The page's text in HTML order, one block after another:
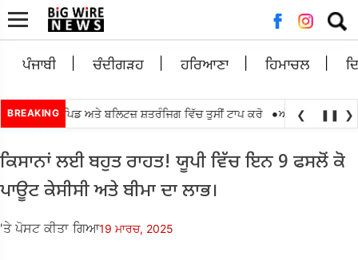
ਲਈ
ਖੋਜ:
ਪੰਜਾਬੀ ਚੰਦੀਗੜਹ ਹਰਿਆਣਾ ਹਿਮਾਚਲ
BREAKING
ਲੁਈਸ ਰੈਪਿਡ ਅਤੇ ਬਲਿਟਜ਼ ਸ਼ਤਰੰਜਿਗ ਵਿੱਚ ਤੁਸੀਂ ਟਾਪ ਕਰੋ •ਅੱਗੇ ਤਰਨ ਤਾਰਨ
❮ ❚❚ ❯
ਕਿਸਾਨਾਂ ਲਈ ਬਹੁਤ ਰਾਹਤ! ਯੂਪੀ ਵਿੱਚ ਇਨ 9 ਫਸਲੋਂ ਕੋ
ਪਾਊਟ ਕੇਸੀਸੀ ਅਤੇ ਬੀਮਾ ਦਾ ਲਾਭ।
'ਤੇ ਪੋਸਟ ਕੀਤਾ ਗਿਆ19 ਮਾਰਚ, 2025